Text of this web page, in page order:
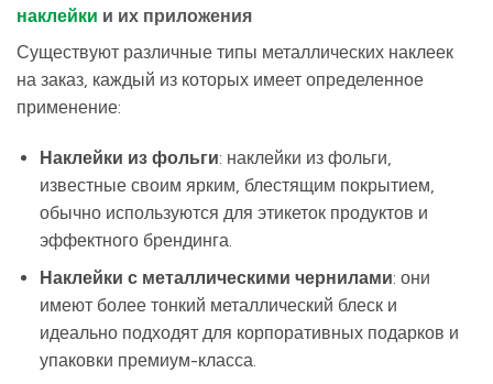
наклейки и их приложения
Существуют различные типы металлических наклеек
на заказ, каждый из которых имеет определенное
применение:
Наклейки из фольги: наклейки из фольги,
известные своим ярким, блестящим покрытием,
обычно используются для этикеток продуктов и
эффектного брендинга.
Наклейки с металлическими чернилами: они
имеют более тонкий металлический блеск и
идеально подходят для корпоративных подарков и
упаковки премиум-класса.